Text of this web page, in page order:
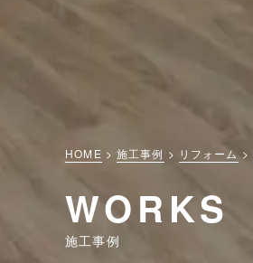
HOME 施工事例 リフォーム
WORKS
施工事例